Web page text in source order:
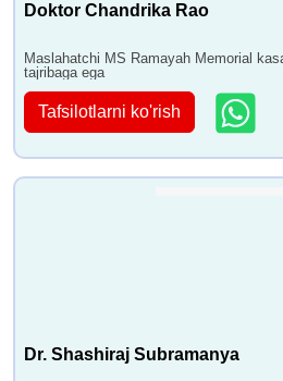
Doktor Chandrika Rao
Maslahatchi MS Ramayah Memorial
tajribaga ega
Tafsilotlarni ko'rish
Dr. Shashiraj Subramanya